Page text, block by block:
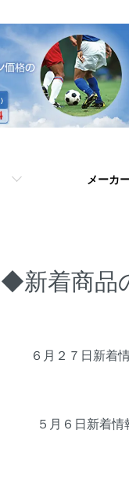
メーカ
◆新着商品
６月２７日新着
５月６日新着情